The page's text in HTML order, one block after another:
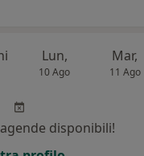
Lun,
10 Ago
Mar,
11 Ago
disponibili!